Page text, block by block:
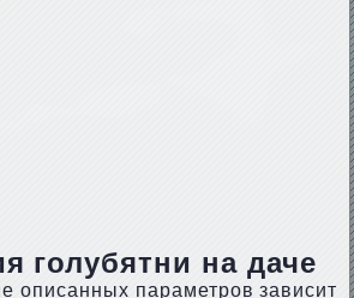
голубятни на даче
описанных параметров зависит